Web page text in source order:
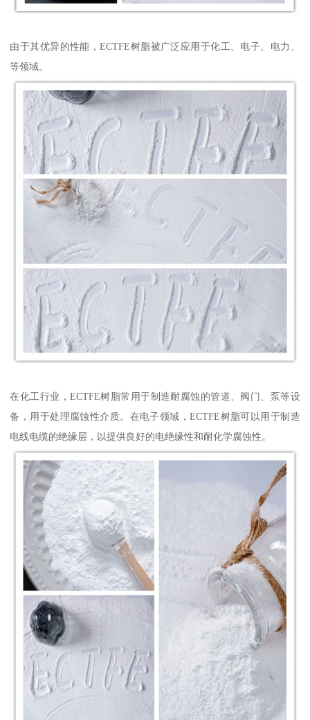
由于其优异的性能，ECTFE树脂被广泛应用于化工、电子、电力、
等领域。
在化工行业，ECTFE树脂常用于制造耐腐蚀的管道、阀门、泵等设
备，用于处理腐蚀性介质。在电子领域，ECTFE树脂可以用于制造
电线电缆的绝缘层，以提供良好的电绝缘性和耐化学腐蚀性。